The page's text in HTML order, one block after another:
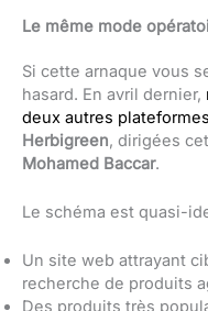
Le même mode
Si cette arnaque vous
hasard. En avril dernier,
deux autres
Herbigreen, dirigées
Mohamed Baccar.
Le schéma est quasi-
Un site web attrayant
recherche de produits
Des produits très